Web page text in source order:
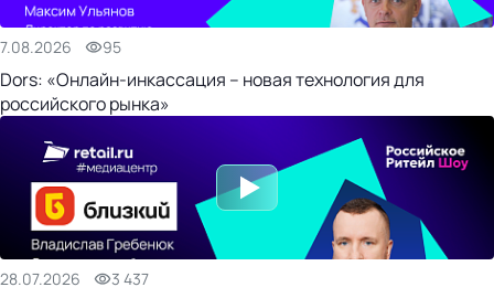
7.08.2026 95
Dors: «Онлайн-инкассация – новая технология для
российского рынка»
28.07.2026 3 437